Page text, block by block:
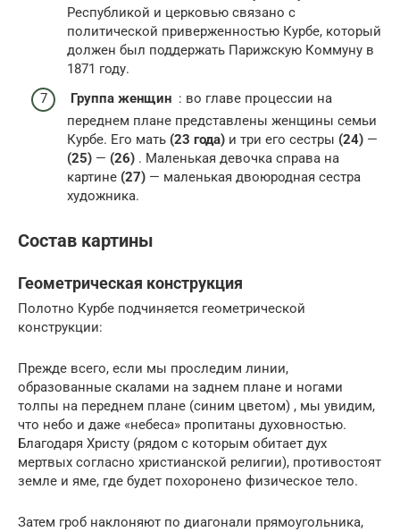
Республикой и церковью связано с
политической приверженностью Курбе, который
должен был поддержать Парижскую Коммуну в
1871 году.
Группа женщин : во главе процессии на
переднем плане представлены женщины семьи
Курбе. Его мать (23 года) и три его сестры (24) —
(25) — (26) . Маленькая девочка справа на
картине (27) — маленькая двоюродная сестра
художника.
Состав картины
Геометрическая конструкция
Полотно Курбе подчиняется геометрической
конструкции:
Прежде всего, если мы проследим линии,
образованные скалами на заднем плане и ногами
толпы на переднем плане (синим цветом) , мы увидим,
что небо и даже «небеса» пропитаны духовностью.
Благодаря Христу (рядом с которым обитает дух
мертвых согласно христианской религии), противостоят
земле и яме, где будет похоронено физическое тело.
Затем гроб наклоняют по диагонали прямоугольника,